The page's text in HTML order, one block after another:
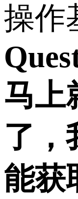
操作
马上
了，
能获